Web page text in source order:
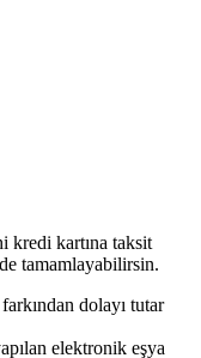
kredi kartına taksit
tamamlayabilirsin.
dolayı tutar
elektronik eşya